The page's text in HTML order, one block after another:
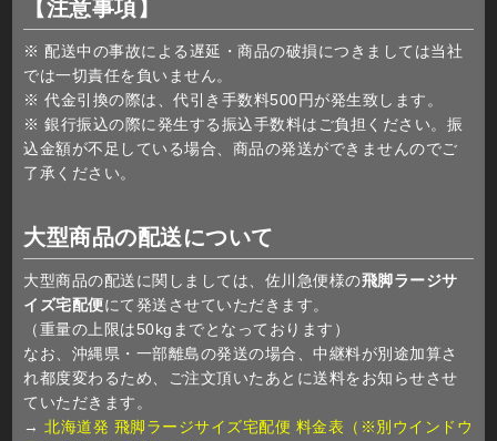
【注意事項】
※ 配送中の事故による遅延・商品の破損につきましては当社
では一切責任を負いません。
※ 代金引換の際は、代引き手数料500円が発生致します。
※ 銀行振込の際に発生する振込手数料はご負担ください。振
込金額が不足している場合、商品の発送ができませんのでご
了承ください。
大型商品の配送について
大型商品の配送に関しましては、佐川急便様の飛脚ラージサ
イズ宅配便にて発送させていただきます。
（重量の上限は50kgまでとなっております）
なお、沖縄県・一部離島の発送の場合、中継料が別途加算さ
れ都度変わるため、ご注文頂いたあとに送料をお知らせさせ
ていただきます。
→北海道発 飛脚ラージサイズ宅配便 料金表（※別ウインドウ